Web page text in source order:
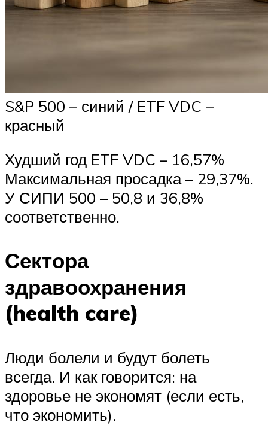
S&P 500 – синий / ETF VDC –
красный
Худший год ETF VDC – 16,57%
Максимальная просадка – 29,37%.
У СИПИ 500 – 50,8 и 36,8%
соответственно.
Сектора
здравоохранения
(health care)
Люди болели и будут болеть
всегда. И как говорится: на
здоровье не экономят (если есть,
что экономить).